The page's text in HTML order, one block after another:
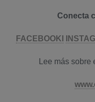
Conecta
FACEBOOKI
Lee más